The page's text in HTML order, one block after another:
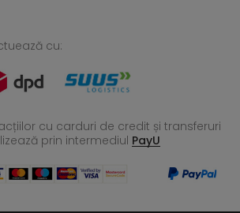
cu:
cu carduri de credit și transferuri
prin intermediul PayU